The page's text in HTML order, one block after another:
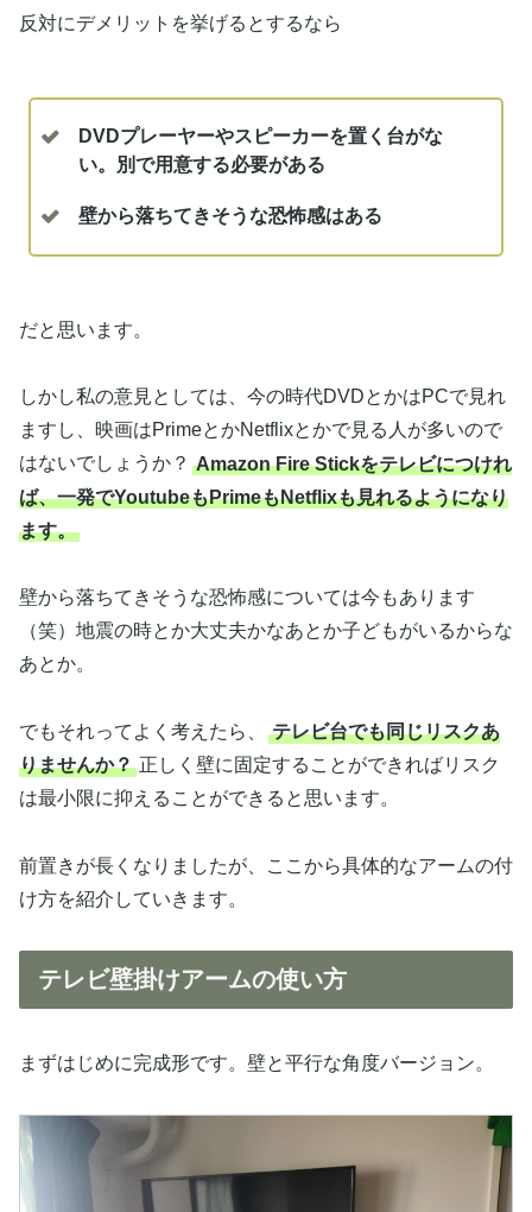
反対にデメリットを挙げるとするなら
DVDプレーヤーやスピーカーを置く台がな
い。別で用意する必要がある
壁から落ちてきそうな恐怖感はある
だと思います。
しかし私の意見としては、今の時代DVDとかはPCで見れ
ますし、映画はPrimeとかNetflixとかで見る人が多いので
はないでしょうか？ Amazon Fire Stickをテレビにつけれ
ば、一発でYoutubeもPrimeもNetflixも見れるようになり
ます。
壁から落ちてきそうな恐怖感については今もあります
（笑）地震の時とか大丈夫かなあとか子どもがいるからな
あとか。
でもそれってよく考えたら、
テレビ台でも同じリスクあ
りませんか？ 正しく壁に固定することができればリスク
は最小限に抑えることができると思います。
前置きが長くなりましたが、ここから具体的なアームの付
け方を紹介していきます。
テレビ壁掛けアームの使い方
まずはじめに完成形です。壁と平行な角度バージョン。